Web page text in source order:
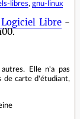
libres, gnu-linux
Libre-
Elle n'a pas
de carte d'étudiant,